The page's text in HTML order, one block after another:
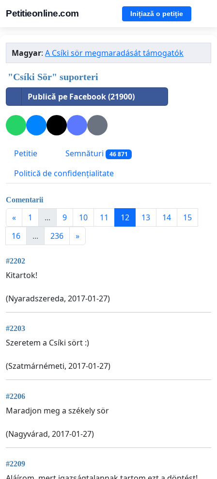
Petitieonline.com Inițiază o petiție
Magyar:A Csíki sör megmaradását támogatók
"Csíki Sör" suporteri
Publică pe Facebook (21900)
Petitie Semnături 46 871
Politică de confidențialitate
Comentarii
« 1 ... 9 10 11 12 13 14
15
16
... 236 »
#2202
Kitartok!
(Nyaradszereda, 2017-01-27)
#2203
Szeretem a Csíki sört :)
(Szatmárnémeti, 2017-01-27)
#2206
Maradjon meg a székely sör
(Nagyvárad, 2017-01-27)
#2209